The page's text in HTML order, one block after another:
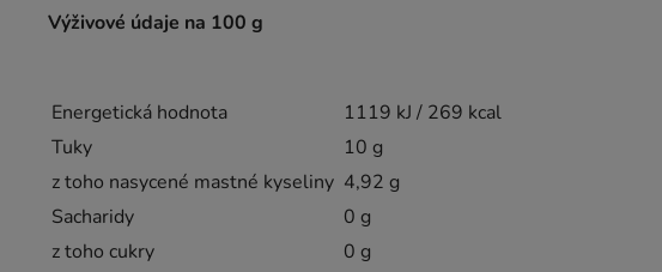
Výživové údaje na 100 g
Energetická hodnota
1119 kJ / 269 kcal
Tuky
10 g
z toho nasycené mastné kyseliny 4,92 g
Sacharidy
0 g
z toho cukry
0 g